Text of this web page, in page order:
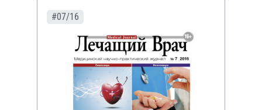
#07/16